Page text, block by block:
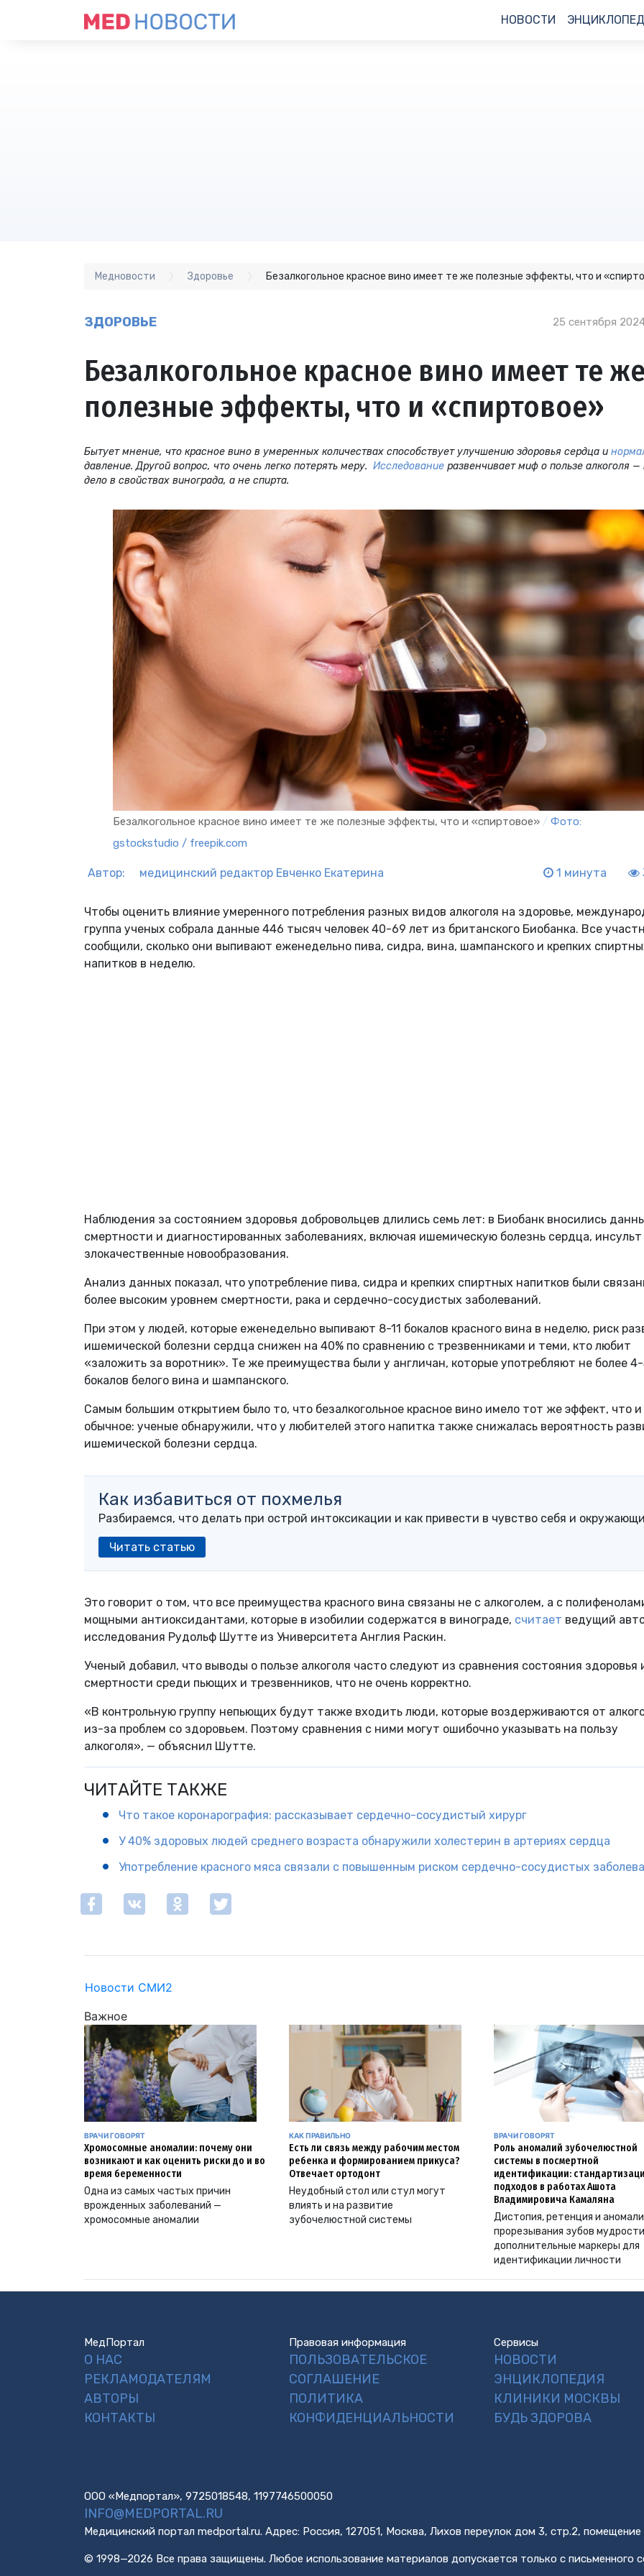
НОВОСТИ
Медновости Здоровье Безалкогольное красное вино имеет те же полезные эффекты, что и
ЗДОРОВЬЕ 25 сентября
Безалкогольное красное вино имеет те же
полезные эффекты, что и «спиртовое»
Бытует мнение, что красное вино в умеренных количествах способствует улучшению здоровья сердца и
давление. Другой вопрос, что очень легко потерять меру. Исследование развенчивает миф о пользе алкоголя —
дело в свойствах винограда, а не спирта.
Безалкогольное красное вино имеет те же полезные эффекты, что и «спиртовое» / Фото:
gstockstudio / freepik.com
Автор: медицинский редактор Евченко Екатерина 1 минута
Чтобы оценить влияние умеренного потребления разных видов алкоголя на здоровье,
группа ученых собрала данные 446 тысяч человек 40-69 лет из британского Биобанка. Все
сообщили, сколько они выпивают еженедельно пива, сидра, вина, шампанского и крепких
напитков в неделю.
Наблюдения за состоянием здоровья добровольцев длились семь лет: в Биобанк вносились
смертности и диагностированных заболеваниях, включая ишемическую болезнь сердца, инсульт
злокачественные новообразования.
Анализ данных показал, что употребление пива, сидра и крепких спиртных напитков были
более высоким уровнем смертности, рака и сердечно-сосудистых заболеваний.
При этом у людей, которые еженедельно выпивают 8-11 бокалов красного вина в неделю, риск
ишемической болезни сердца снижен на 40% по сравнению с трезвенниками и теми, кто любит
«заложить за воротник». Те же преимущества были у англичан, которые употребляют не более
бокалов белого вина и шампанского.
Самым большим открытием было то, что безалкогольное красное вино имело тот же эффект, что и
обычное: ученые обнаружили, что у любителей этого напитка также снижалась вероятность
ишемической болезни сердца.
Как избавиться от похмелья
Разбираемся, что делать при острой интоксикации и как привести в чувство себя и
Читать статью
Это говорит о том, что все преимущества красного вина связаны не с алкоголем, а с
мощными антиоксидантами, которые в изобилии содержатся в винограде, считает ведущий
исследования Рудольф Шутте из Университета Англия Раскин.
Ученый добавил, что выводы о пользе алкоголя часто следуют из сравнения состояния здоровья
смертности среди пьющих и трезвенников, что не очень корректно.
«В контрольную группу непьющих будут также входить люди, которые воздерживаются от
из-за проблем со здоровьем. Поэтому сравнения с ними могут ошибочно указывать на пользу
алкоголя», — объяснил Шутте.
ЧИТАЙТЕ ТАКЖЕ
Что такое коронарография: рассказывает сердечно-сосудистый хирург
У 40% здоровых людей среднего возраста обнаружили холестерин в артериях сердца
Употребление красного мяса связали с повышенным риском сердечно-сосудистых
Новости СМИ2
Важное
ВРАЧИ ГОВОРЯТ
Хромосомные аномалии: почему они
возникают и как оценить риски до и во
время беременности
Одна из самых частых причин
врожденных заболеваний —
хромосомные аномалии
КАК ПРАВИЛЬНО
Есть ли связь между рабочим местом
ребенка и формированием прикуса?
Отвечает ортодонт
Неудобный стол или стул могут
влиять и на развитие
зубочелюстной системы
ВРАЧИ ГОВОРЯТ
Роль аномалий зубочелюстной
системы в посмертной
идентификации:
подходов в работах Ашота
Владимировича Камаляна
Дистопия, ретенция и
прорезывания зубов
дополнительные маркеры для
идентификации личности
МедПортал
О НАС
РЕКЛАМОДАТЕЛЯМ
АВТОРЫ
КОНТАКТЫ
Правовая информация
ПОЛЬЗОВАТЕЛЬСКОЕ
СОГЛАШЕНИЕ
ПОЛИТИКА
КОНФИДЕНЦИАЛЬНОСТИ
Сервисы
НОВОСТИ
ЭНЦИКЛОПЕДИЯ
КЛИНИКИ МОСКВЫ
БУДЬ ЗДОРОВА
ООО «Медпортал», 9725018548, 1197746500050
INFO@MEDPORTAL.RU
Медицинский портал medportal.ru. Адрес: Россия, 127051, Москва, Лихов переулок дом 3, стр.2, помещение
© 1998—2026 Все права защищены. Любое использование материалов допускается только с письменного